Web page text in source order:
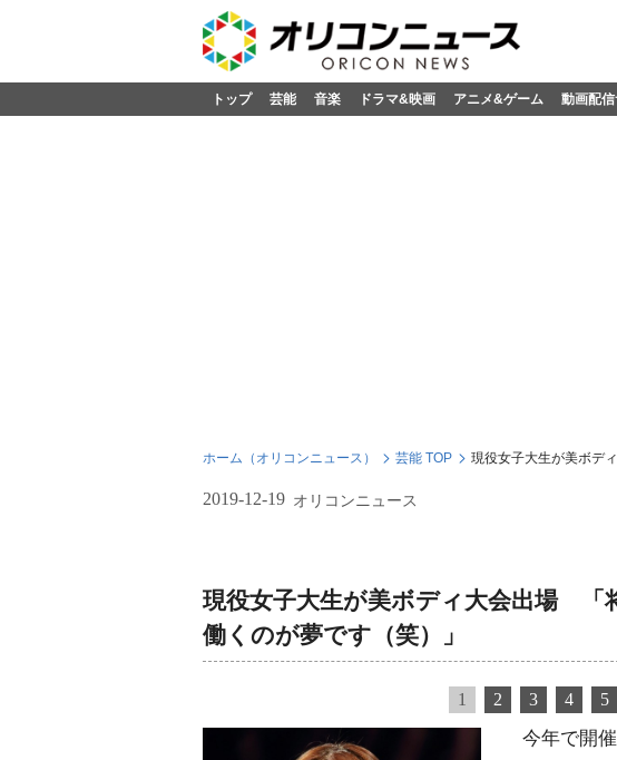
トップ 芸能 音楽 ドラマ&映画 アニメ&ゲーム 動画配
ホーム（オリコンニュース） 芸能 TOP 現役女子大生が美ボデ
2019-12-19 オリコンニュース
現役女子大生が美ボディ大会出場 「
働くのが夢です（笑）」
1 2 3 4 5
今年で開催